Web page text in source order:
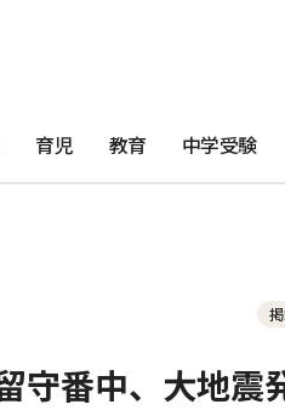
育児 教育 中学受験
守番中、大地